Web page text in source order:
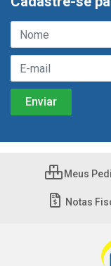
Meus
Notas